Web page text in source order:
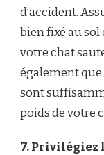
d’accident.
bien fixé au sol
votre chat
également
sont
poids de votre
7. Privilégiez